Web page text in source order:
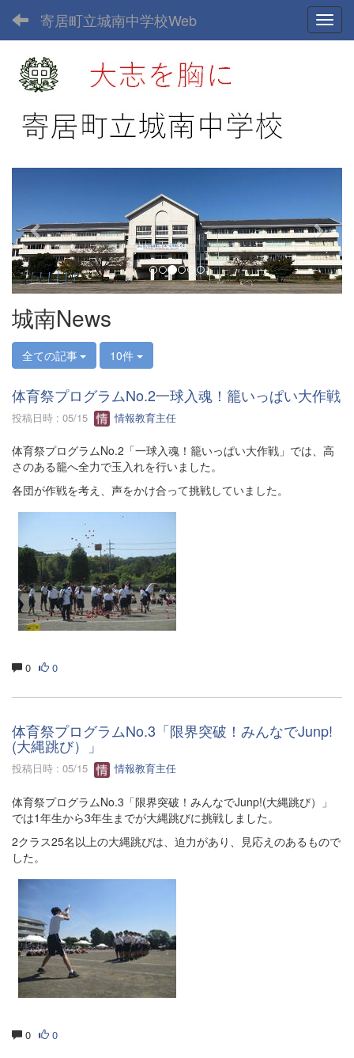
寄居町立城南中学校Web
e
v
i
o
u
s
x
t
城南News
全ての記事 10件
体育祭プログラムNo.2一球入魂！籠いっぱい大作戦
投稿日時 : 05/15 情報教育主任
体育祭プログラムNo.2「一球入魂！籠いっぱい大作戦」では、高
さのある籠へ全力で玉入れを行いました。
各団が作戦を考え、声をかけ合って挑戦していました。
0 0
体育祭プログラムNo.3「限界突破！みんなでJunp!
(大縄跳び）」
投稿日時 : 05/15 情報教育主任
体育祭プログラムNo.3「限界突破！みんなでJunp!(大縄跳び）」
では1年生から3年生までが大縄跳びに挑戦しました。
2クラス25名以上の大縄跳びは、迫力があり、見応えのあるもので
した。
0 0